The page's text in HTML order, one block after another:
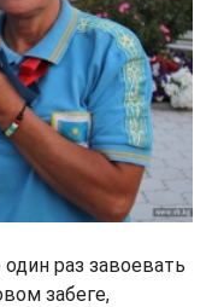
раз завоевать
забеге,